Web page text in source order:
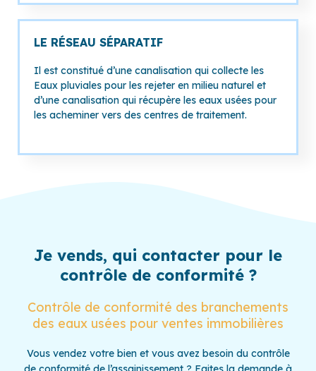
LE RÉSEAU SÉPARATIF
Il est constitué d’une canalisation qui collecte les
Eaux pluviales pour les rejeter en milieu naturel et
d’une canalisation qui récupère les eaux usées pour
les acheminer vers des centres de traitement.
Je vends, qui contacter pour le
contrôle de conformité ?
Contrôle de conformité des branchements
des eaux usées pour ventes immobilières
Vous vendez votre bien et vous avez besoin du contrôle